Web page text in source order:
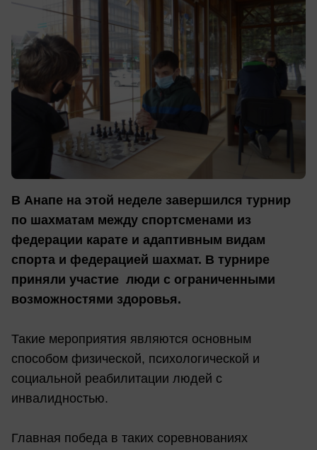
В Анапе на этой неделе завершился турнир
по шахматам между спортсменами из
федерации карате и адаптивным видам
спорта и федерацией шахмат. В турнире
приняли участие люди с ограниченными
возможностями здоровья.
Такие мероприятия являются основным
способом физической, психологической и
социальной реабилитации людей с
инвалидностью.
Главная победа в таких соревнованиях